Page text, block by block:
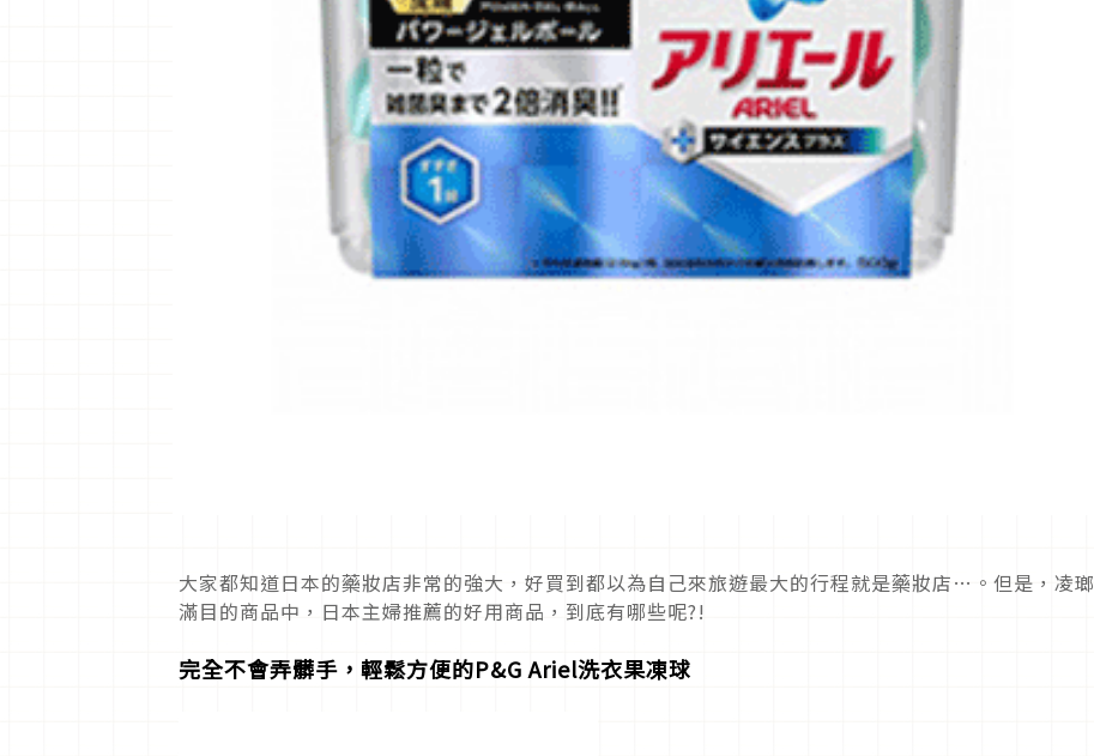
大家都知道日本的藥妝店非常的強大，好買到都以為自己來旅遊最大的行程就是藥妝店…。但是，凌瑯
滿目的商品中，日本主婦推薦的好用商品，到底有哪些呢?!
完全不會弄髒手，輕鬆方便的P&G Ariel洗衣果凍球